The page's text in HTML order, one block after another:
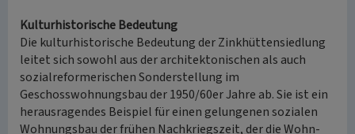
Kulturhistorische Bedeutung
Die kulturhistorische Bedeutung der Zinkhüttensiedlung
leitet sich sowohl aus der architektonischen als auch
sozialreformerischen Sonderstellung im
Geschosswohnungsbau der 1950/60er Jahre ab. Sie ist ein
herausragendes Beispiel für einen gelungenen sozialen
Wohnungsbau der frühen Nachkriegszeit, der die Wohn-